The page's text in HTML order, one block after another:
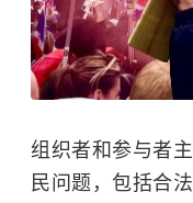
组织者和参与者
民问题，包括合